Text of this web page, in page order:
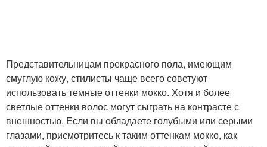
Представительницам прекрасного пола, имеющим
смуглую кожу, стилисты чаще всего советуют
использовать темные оттенки мокко. Хотя и более
светлые оттенки волос могут сыграть на контрасте с
внешностью. Если вы обладаете голубыми или серыми
глазами, присмотритесь к таким оттенкам мокко, как